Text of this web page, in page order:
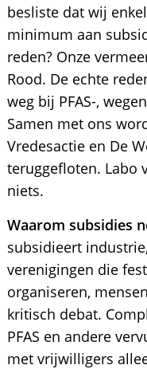
besliste dat wij
minimum aan
reden? Onze
Rood. De echte
weg bij PFAS-,
Samen met ons
Vredesactie en De
teruggefloten. Labo
niets.
Waarom subsidies
subsidieert
verenigingen die
organiseren,
kritisch debat.
PFAS en andere
met vrijwilligers